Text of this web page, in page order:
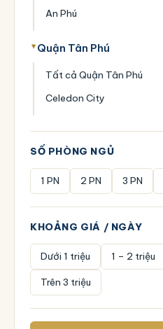
An Phú
Quận Tân Phú
Tất cả Quận Tân Phú
Celedon City
SỐ PHÒNG NGỦ
1 PN 2 PN 3 PN
KHOẢNG GIÁ / NGÀY
Dưới 1 triệu 1 – 2 triệu
Trên 3 triệu